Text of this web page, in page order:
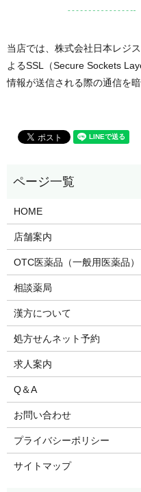
当店では、株式会社日本レジ
よるSSL（Secure Sockets
情報が送信される際の通信を
HOME
店舗案内
OTC医薬品（一般用医薬品）
相談薬局
漢方について
処方せんネット予約
求人案内
Q＆A
お問い合わせ
プライバシーポリシー
サイトマップ